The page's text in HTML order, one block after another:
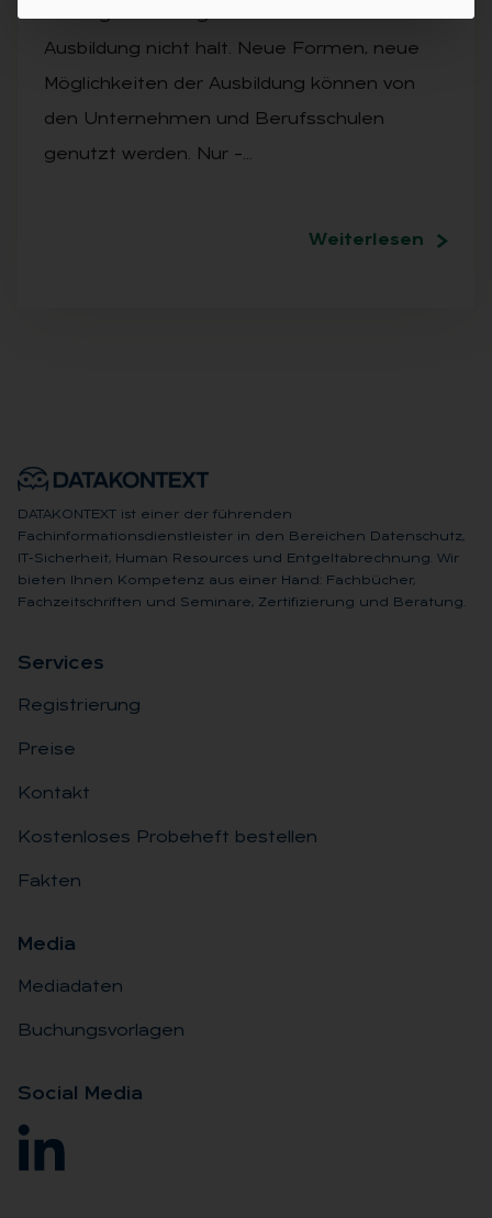
Ausbildung nicht halt. Neue Formen, neue
Möglichkeiten der Ausbildung können von
den Unternehmen und Berufsschulen
genutzt werden. Nur –…
Weiterlesen
DATAKONTEXT ist einer der führenden
Fachinformationsdienstleister in den Bereichen Datenschutz,
IT-Sicherheit, Human Resources und Entgeltabrechnung. Wir
bieten Ihnen Kompetenz aus einer Hand: Fachbücher,
Fachzeitschriften und Seminare, Zertifizierung und Beratung.
Ser­vices
Registrierung
Preise
Kontakt
Kostenloses Probeheft bestellen
Fakten
Me­dia
Mediadaten
Buchungsvorlagen
So­ci­al Me­dia